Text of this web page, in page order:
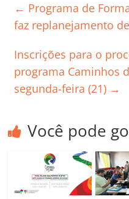
← Programa de
faz replanejamento
Inscrições para o
programa Caminhos
segunda-feira (21) →
Você pode